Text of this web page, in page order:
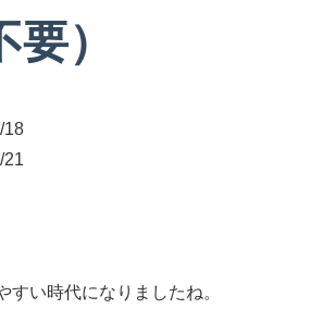
）
18
21
い時代になりましたね。